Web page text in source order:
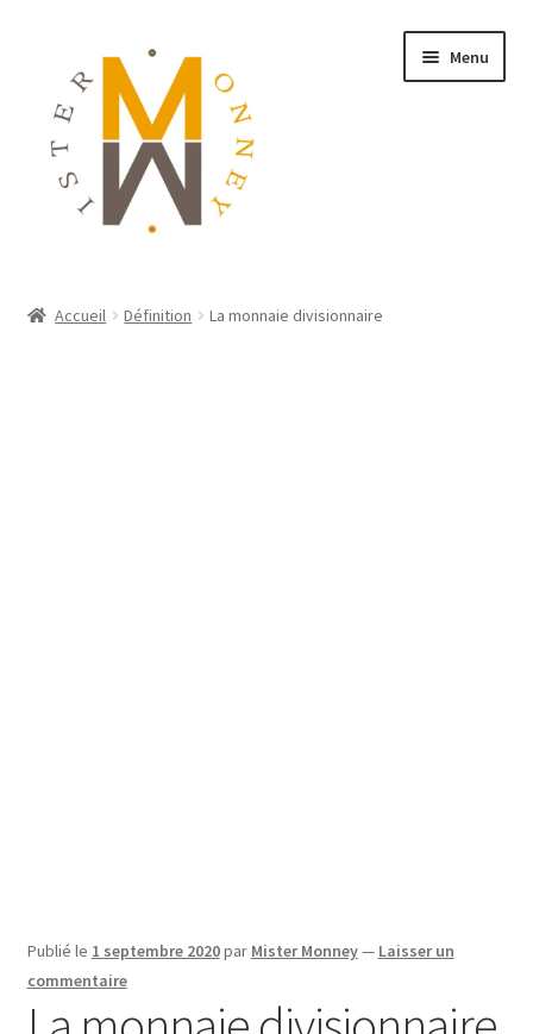
Menu
Accueil Définition La monnaie divisionnaire
Publié le 1 septembre 2020par Mister Monney— Laisser un
commentaire